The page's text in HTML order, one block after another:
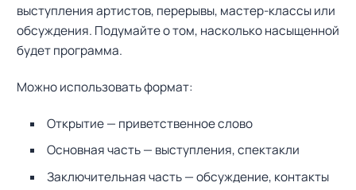
выступления артистов, перерывы, мастер-классы или
обсуждения. Подумайте о том, насколько насыщенной
будет программа.
Можно использовать формат:
Открытие — приветственное слово
Основная часть — выступления, спектакли
Заключительная часть — обсуждение, контакты